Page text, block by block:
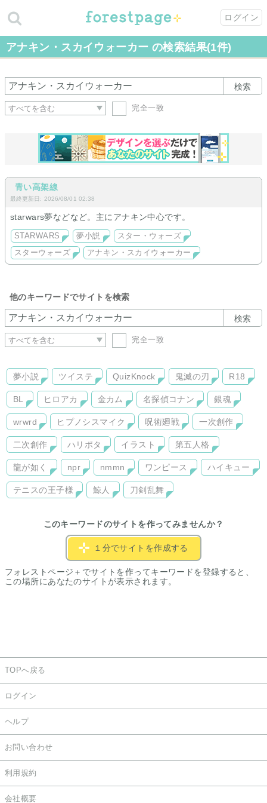
ログイン
アナキン・スカイウォーカー の検索結果(1件)
検索
完全一致
青い高架線
最終更新日: 2026/08/01 02:38
starwars夢などなど。主にアナキン中心です。
STARWARS 夢小説
スター・ウォーズ
スターウォーズ
アナキン・スカイウォーカー
他のキーワードでサイトを検索
検索
完全一致
夢小説 ツイステ QuizKnock 鬼滅の刃 R18
BL ヒロアカ 金カム 名探偵コナン 銀魂
wrwrd ヒプノシスマイク 呪術廻戦 一次創作
二次創作 ハリポタ イラスト 第五人格
龍が如く npr nmmn ワンピース ハイキュー
テニスの王子様 鯨人 刀剣乱舞
このキーワードのサイトを作ってみませんか？
１分でサイトを作成する
フォレストページ＋でサイトを作ってキーワードを登録すると、
この場所にあなたのサイトが表示されます。
TOPへ戻る
ログイン
ヘルプ
お問い合わせ
利用規約
会社概要